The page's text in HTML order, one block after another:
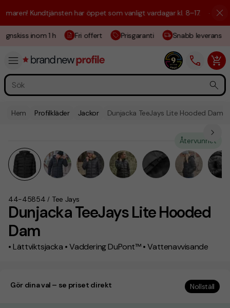
Kundtjänsten har öppet som vanligt vardagar kl. 8–17. ☀️ Vi är
inom 1 h Fri offert Prisgaranti Snabb leverans
Hem Profilkläder Jackor Dunjacka TeeJays Lite Hooded Dam
Dunjacka TeeJays Lite Hooded
Dam
• Lättviktsjacka • Vaddering DuPont™ • Vattenavvisande
44-45854 / Tee Jays
Återvunnet
Gör dina val – se priset direkt Nollställ